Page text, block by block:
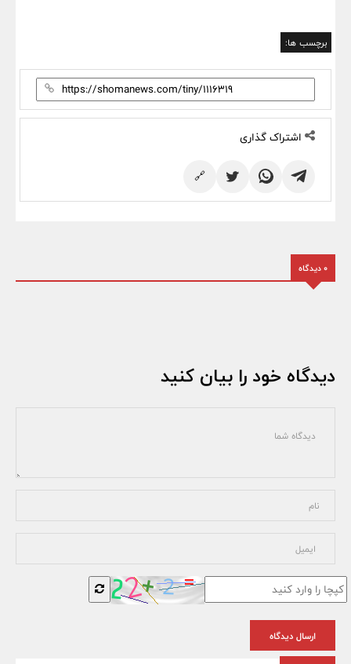
برچسب ها:
اشتراک گذاری
🔗
0 دیدگاه
دیدگاه خود را بیان کنید
ارسال دیدگاه